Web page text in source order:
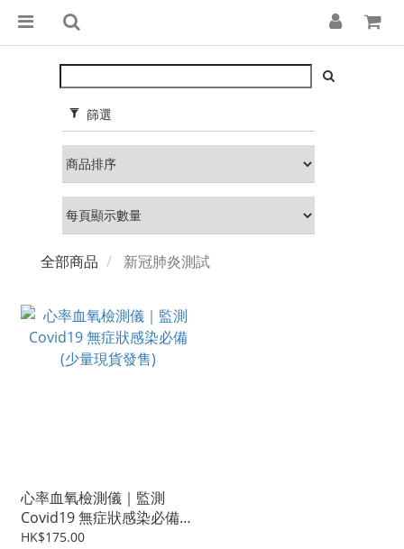
篩選
全部商品 新冠肺炎測試
心率血氧檢測儀｜監測
Covid19 無症狀感染必備
(少量現貨發售)
HK$175.00